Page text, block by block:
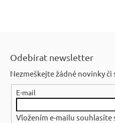
Odebírat newsletter
Nezmeškejte žádné novinky či
E-mail
Vložením e-mailu souhlasíte